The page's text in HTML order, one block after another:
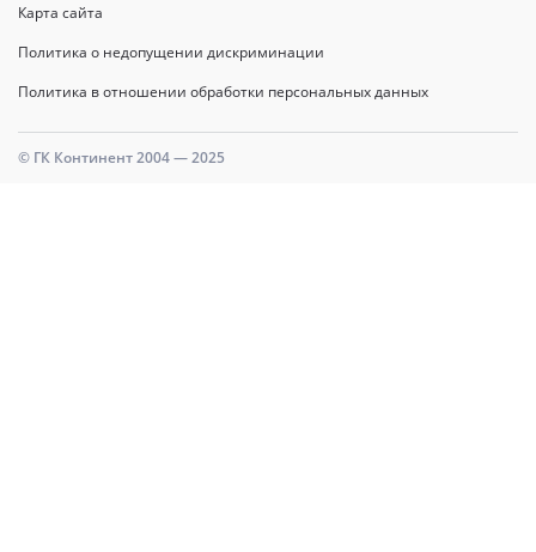
Карта сайта
Политика о недопущении дискриминации
Политика в отношении обработки персональных данных
© ГК Континент 2004 — 2025